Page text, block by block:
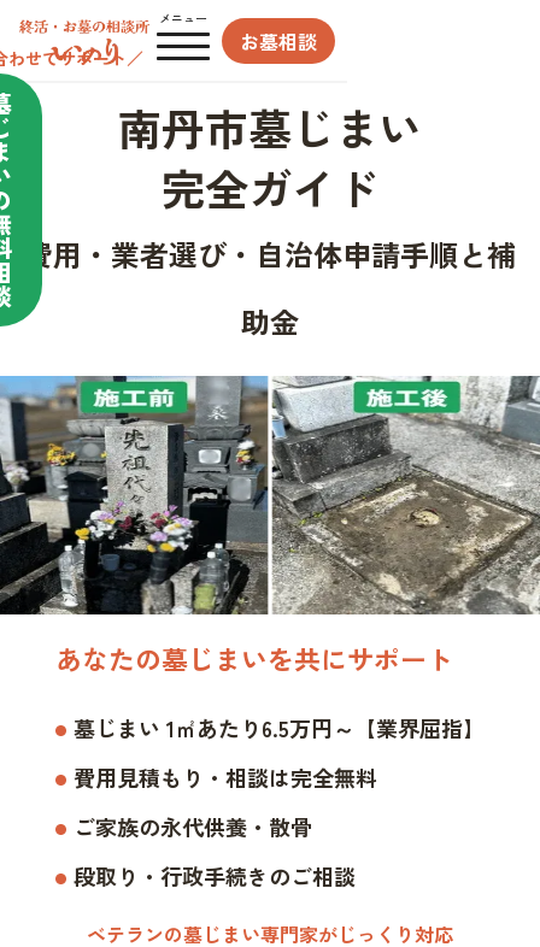
メニュー
お墓相談
わせてサポート／
南丹市墓じまい
完全ガイド
費用・業者選び・自治体申請手順と補
助金
あなたの墓じまいを共にサポート
墓じまい 1㎡あたり6.5万円～【業界屈指】
費用見積もり・相談は完全無料
ご家族の永代供養・散骨
段取り・行政手続きのご相談
ベテランの墓じまい専門家がじっくり対応